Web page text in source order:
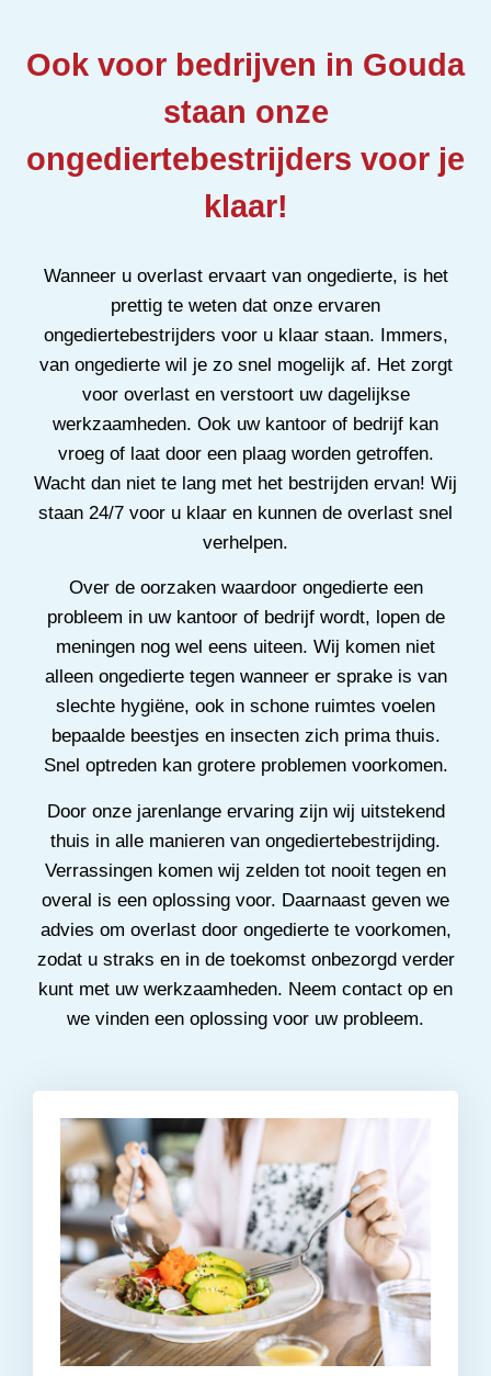
Ook voor bedrijven in Gouda
staan onze
ongediertebestrijders voor je
klaar!
Wanneer u overlast ervaart van ongedierte, is het
prettig te weten dat onze ervaren
ongediertebestrijders voor u klaar staan. Immers,
van ongedierte wil je zo snel mogelijk af. Het zorgt
voor overlast en verstoort uw dagelijkse
werkzaamheden. Ook uw kantoor of bedrijf kan
vroeg of laat door een plaag worden getroffen.
Wacht dan niet te lang met het bestrijden ervan! Wij
staan 24/7 voor u klaar en kunnen de overlast snel
verhelpen.
Over de oorzaken waardoor ongedierte een
probleem in uw kantoor of bedrijf wordt, lopen de
meningen nog wel eens uiteen. Wij komen niet
alleen ongedierte tegen wanneer er sprake is van
slechte hygiëne, ook in schone ruimtes voelen
bepaalde beestjes en insecten zich prima thuis.
Snel optreden kan grotere problemen voorkomen.
Door onze jarenlange ervaring zijn wij uitstekend
thuis in alle manieren van ongediertebestrijding.
Verrassingen komen wij zelden tot nooit tegen en
overal is een oplossing voor. Daarnaast geven we
advies om overlast door ongedierte te voorkomen,
zodat u straks en in de toekomst onbezorgd verder
kunt met uw werkzaamheden. Neem contact op en
we vinden een oplossing voor uw probleem.